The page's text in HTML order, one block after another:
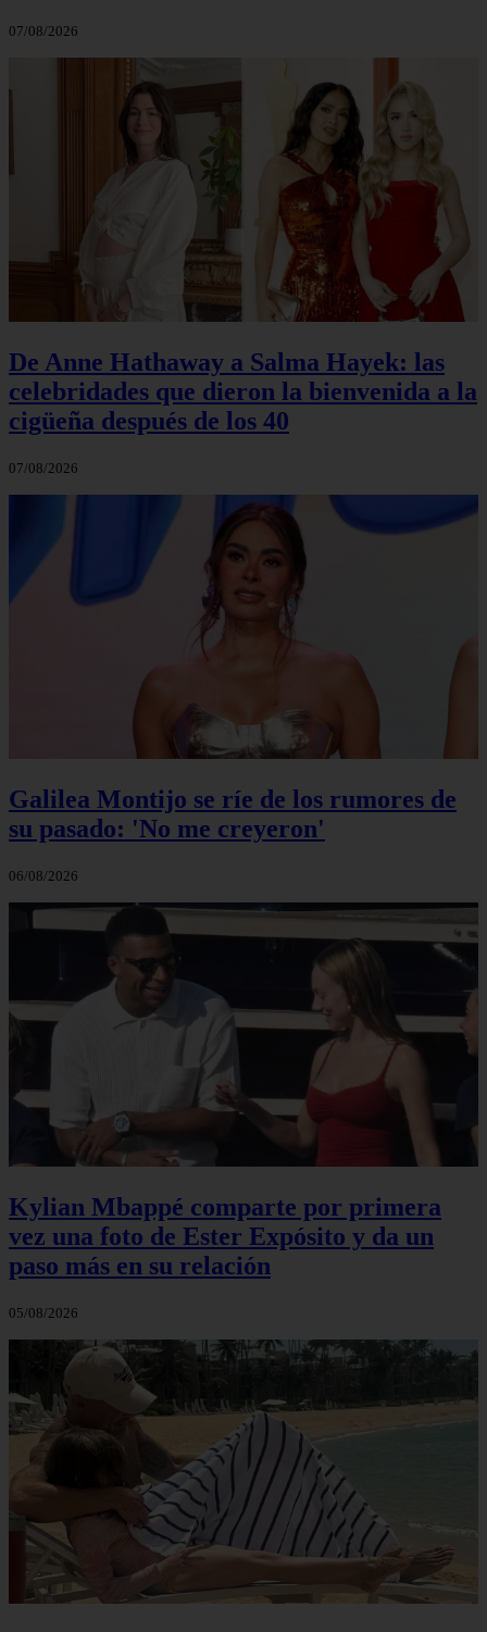
07/08/2026
De Anne Hathaway a Salma Hayek: las
celebridades que dieron la bienvenida a la
cigüeña después de los 40
07/08/2026
Galilea Montijo se ríe de los rumores de
su pasado: 'No me creyeron'
06/08/2026
Kylian Mbappé comparte por primera
vez una foto de Ester Expósito y da un
paso más en su relación
05/08/2026